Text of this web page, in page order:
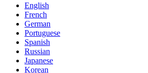
English
French
German
Portuguese
Spanish
Russian
Japanese
Korean